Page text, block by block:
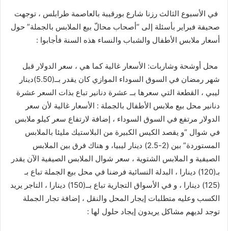
في الأسبوع الثالث رزنا شارع بورقيبة بالعاصمة طرابلس ، توجهت
صحيفة فبراير بأسئلة إلى “أصحاب محالّ بيع الملابس بالجملة” حول
أسعار ملابس الأطفال والشباب والنساء هذه السنة فأجابوا :
محل أوشحة وشاربات: الأسعار غالية كما هي ، سعر الدولار قبل
شهر رمضان في السوق السوداء الموازي كان يقدر بــ(
5.50
)دينار
ليبي ، القطعة التي سعرها بــ عشرة دنانير تباع بذات السعر عشرة
دنانير محل بيع ملابس الأطفال بالجملة : الأسعار غالية لأن سعر
الدولار مرتفع في السوق السوداء ، إضافة لارتفاع سعر كيلو ملابس
في شوال “و يقصد الكيس الكبيرة من البلاستيك مليئا بالملابس
المستوردة” بين (
2-2.5
) دينار ليبيا، و هناك فرق بين الملابس
الصيفية و الملابس الشتوية ، سعر شوال الملابس الصيفية الآن يقدر
بـ(
120
) دينارا ، البدلة النسائية فرضنا في محل بيع الجملة تباع بـ
(
125
) دينارا ، و في الأسواق التجارية تباع بــ(
150
) دينارا ، التاجر يريد
الكسب وعليه متطلبات إيجار المحل والنقل ، إضافة تجار الجملة
توجد لديهم مشاكل يريدون إيجاد حلول لها :